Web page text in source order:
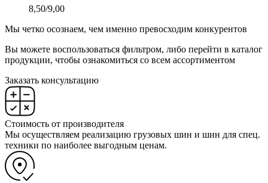
8,50/9,00
Мы четко осознаем, чем именно превосходим конкурентов
Вы можете воспользоваться фильтром, либо перейти в каталог
продукции, чтобы ознакомиться со всем ассортиментом
Заказать консультацию
Стоимость от производителя
Мы осуществляем реализацию грузовых шин и шин для спец.
техники по наиболее выгодным ценам.